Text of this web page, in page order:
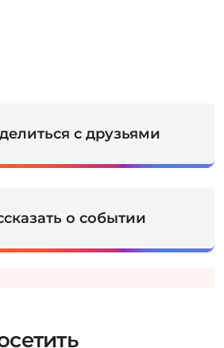
с друзьями
о событии